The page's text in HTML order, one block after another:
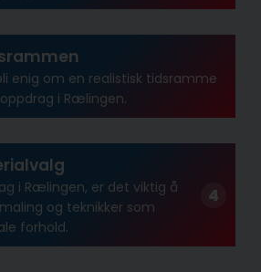
enig om en realistisk tidsramme
i Rælingen.
i Rælingen, er det viktig å
og teknikker som
forhold.